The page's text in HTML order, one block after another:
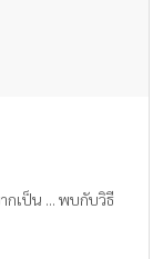
เป็น ... พบกับวิธี